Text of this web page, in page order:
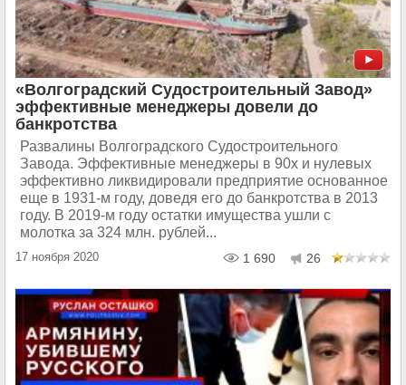
«Волгоградский Судостроительный Завод»
эффективные менеджеры довели до
банкротства
Развалины Волгоградского Судостроительного
Завода. Эффективные менеджеры в 90х и нулевых
эффективно ликвидировали предприятие основанное
еще в 1931-м году, доведя его до банкротства в 2013
году. В 2019-м году остатки имущества ушли с
молотка за 324 млн. рублей...
17 ноября 2020 1 690 26